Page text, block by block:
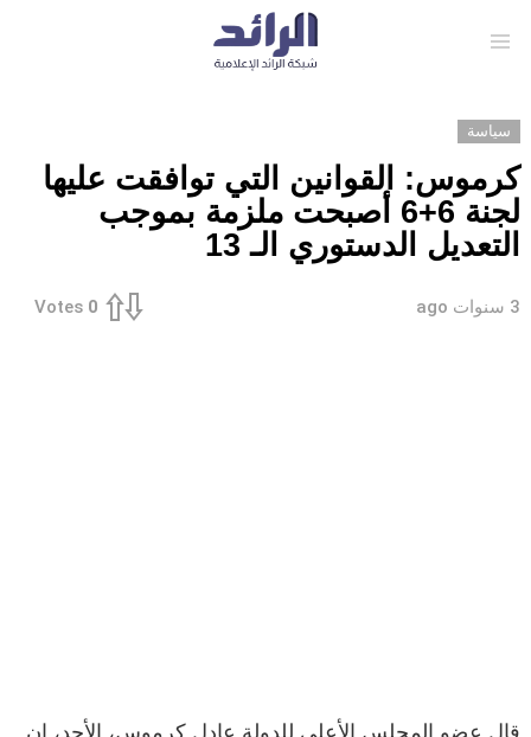
سياسة
كرموس: القوانين التي توافقت عليها
لجنة 6+6 أصبحت ملزمة بموجب
التعديل الدستوري الـ 13
3 سنوات ago 0
Votes